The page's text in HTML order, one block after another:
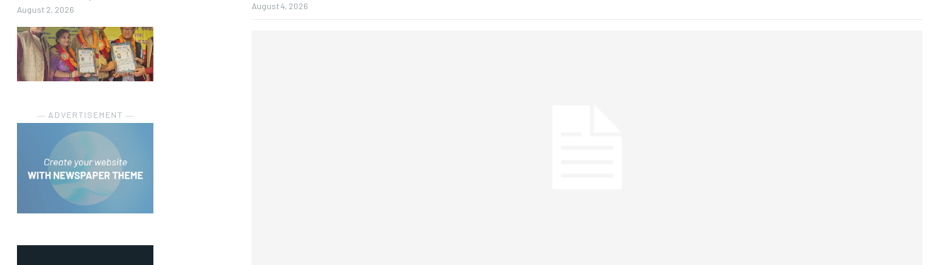
August 2, 2026
― ADVERTISEMENT ―
August 4, 2026